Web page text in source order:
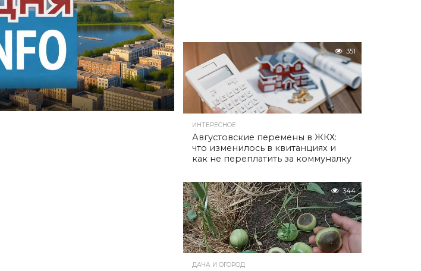
351
ИНТЕРЕСНОЕ
Августовские перемены в ЖКХ:
что изменилось в квитанциях и
как не переплатить за коммуналку
344
ДАЧА И ОГОРОД